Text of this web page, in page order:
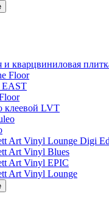
кварцвиниловая
Floor
EAST
клеевой LVT
Art Vinyl Lounge Digi
Art Vinyl Blues
Art Vinyl EPIC
Art Vinyl Lounge